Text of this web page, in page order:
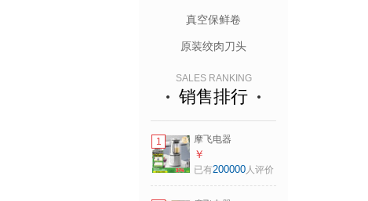
真空保鲜卷
原装绞肉刀头
SALES RANKING
销售排行
1
摩飞电器
（Morphyrichards）
柔音破壁机家用豆
￥
已有200000人评价